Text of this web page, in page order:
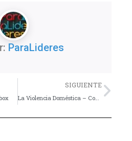
ParaLideres
SIGUIENTE
La Violencia Doméstica – Consejos y definiciones prácticas-